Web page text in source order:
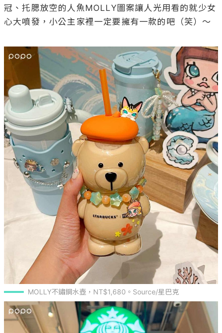
冠、托腮放空的人魚MOLLY圖案讓人光用看的就少女
心大噴發，小公主家裡一定要擁有一款的吧（笑）～
MOLLY不鏽鋼水壺，NT$1,680。Source/星巴克